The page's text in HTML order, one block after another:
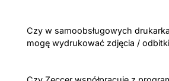
Czy w samoobsługowych
mogę wydrukować zdjęcia /